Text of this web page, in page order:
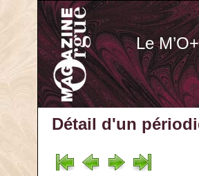
Le M’O+
Détail d'un